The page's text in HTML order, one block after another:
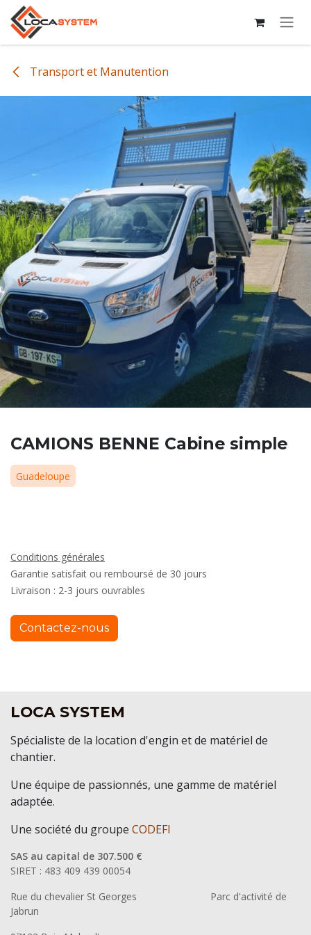
Se rendre au contenu
Transport et Manutention
CAMIONS BENNE Cabine simple
Guadeloupe
Conditions générales
Garantie satisfait ou remboursé de 30 jours
Livraison : 2-3 jours ouvrables
Contactez-nous
LOCA SYSTEM
Spécialiste de la location d'engin et de matériel de
chantier.
Une équipe de passionnés, une gamme de matériel
adaptée.
Une société du groupe CODEFI
SAS au capital de 307.500 €
SIRET : 483 409 439 00054
Rue du chevalier St Georges
​Parc d'activité de
Jabrun